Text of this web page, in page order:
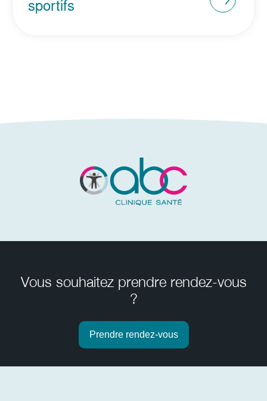
sportifs
Vous souhaitez prendre rendez-vous
?
Prendre rendez-vous